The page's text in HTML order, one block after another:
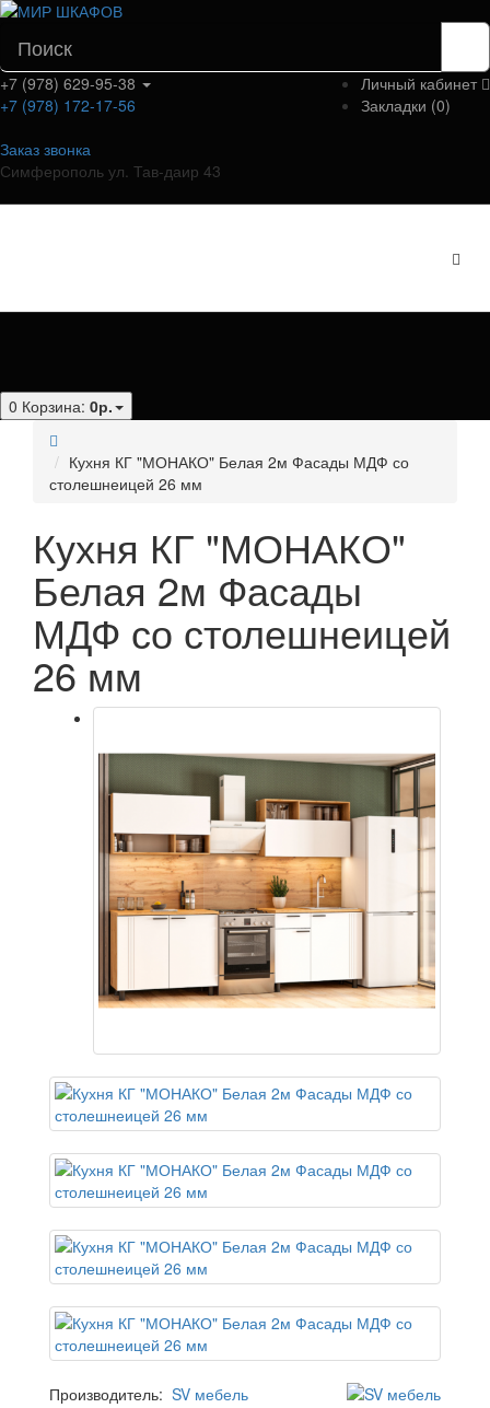
Личный кабинет
Закладки (0)
+7 (978) 629-95-38
+7 (978) 172-17-56
Заказ звонка
Симферополь ул. Тав-даир 43
0 Корзина: 0р.
Кухня КГ "МОНАКО" Белая 2м Фасады МДФ со
столешнеицей 26 мм
Кухня КГ "МОНАКО"
Белая 2м Фасады
МДФ со столешнеицей
26 мм
Производитель: SV мебель